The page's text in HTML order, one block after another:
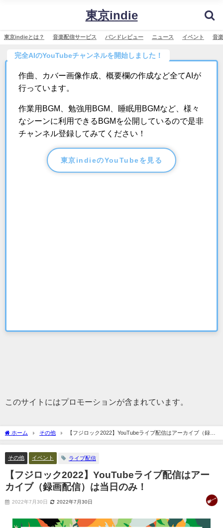
東京indie
東京indieとは？ 音楽配信サービス バンドレビュー ニュース イベント 音
完全AIのYouTubeチャンネルを開始しました！
作曲、カバー画像作成、概要欄の作成など全てAIが
行っています。
作業用BGM、勉強用BGM、睡眠用BGMなど、様々
なシーンに利用できるBGMを公開しているので是非
チャンネル登録してみてください！
東京indieのYouTubeを見る
このサイトにはプロモーションが含まれています。
ホーム その他
【フジロック2022】YouTubeライブ配信はアーカイブ（録画
配信）は当日のみ！
その他 イベント ライブ配信
【フジロック2022】YouTubeライブ配信はアー
カイブ（録画配信）は当日のみ！
2022年7月30日 2022年7月30日